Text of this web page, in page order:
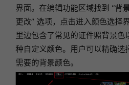
界面。在编辑功能区域找到 “背
更改” 选项，点击进入颜色选择界
里边包含了常见的证件照背景色
种自定义颜色。用户可以精确选
需要的背景颜色。